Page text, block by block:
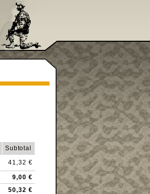
Subtotal
41,32 €
9,00 €
50,32 €